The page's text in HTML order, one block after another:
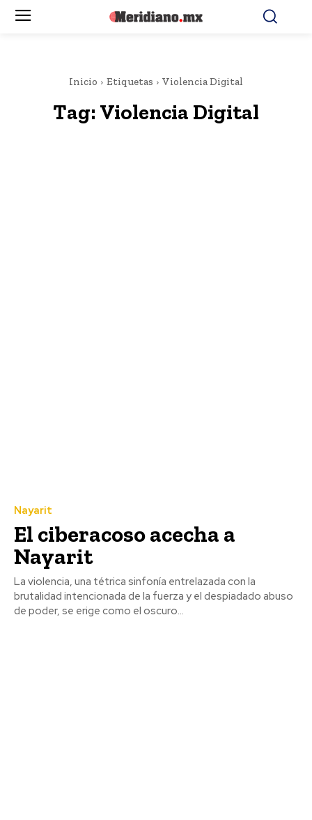
Inicio Etiquetas Violencia Digital
Tag: Violencia Digital
Nayarit
El ciberacoso acecha a
Nayarit
La violencia, una tétrica sinfonía entrelazada con la
brutalidad intencionada de la fuerza y el despiadado abuso
de poder, se erige como el oscuro...